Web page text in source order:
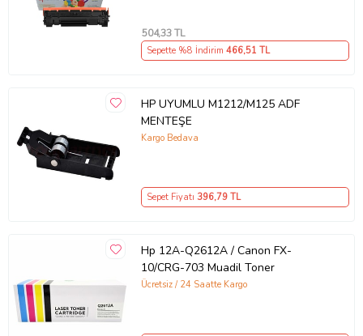
504,33 TL
Sepette %8 İndirim 466,51 TL
HP UYUMLU M1212/M125 ADF
MENTEŞE
Kargo Bedava
Sepet Fiyatı 396,79 TL
Hp 12A-Q2612A / Canon FX-
10/CRG-703 Muadil Toner
Ücretsiz / 24 Saatte Kargo